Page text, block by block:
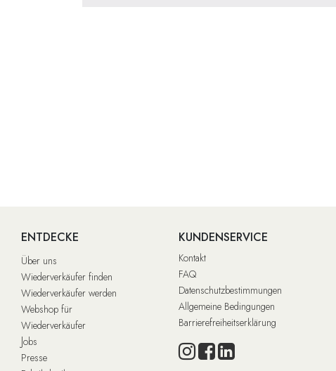
ENTDECKE
Über uns
Wiederverkäufer finden
Wiederverkäufer werden
Webshop für
Wiederverkäufer
Jobs
Presse
KUNDENSERVICE
Kontakt
FAQ
Datenschutzbestimmungen
Allgemeine Bedingungen
Barrierefreiheitserklärung